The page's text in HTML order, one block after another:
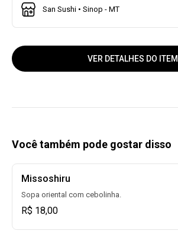
San Sushi • Sinop - MT
VER DETALHES DO ITEM
Você também pode gostar disso
Missoshiru
Sopa oriental com cebolinha.
R$ 18,00